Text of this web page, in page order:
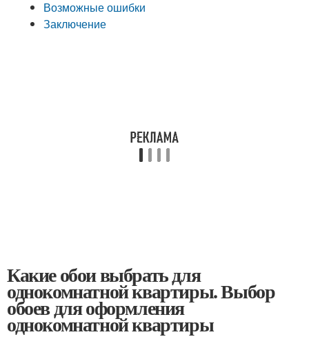
Возможные ошибки
Заключение
Какие обои выбрать для
однокомнатной квартиры. Выбор
обоев для оформления
однокомнатной квартиры